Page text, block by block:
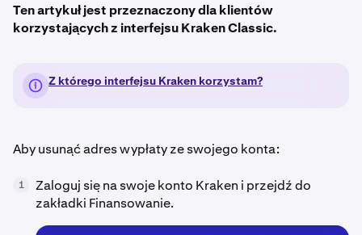
Ten artykuł jest przeznaczony dla klientów
korzystających z interfejsu Kraken Classic.
Z którego interfejsu Kraken korzystam?
Aby usunąć adres wypłaty ze swojego konta:
1
Zaloguj się na swoje konto Kraken i przejdź do
zakładki Finansowanie.